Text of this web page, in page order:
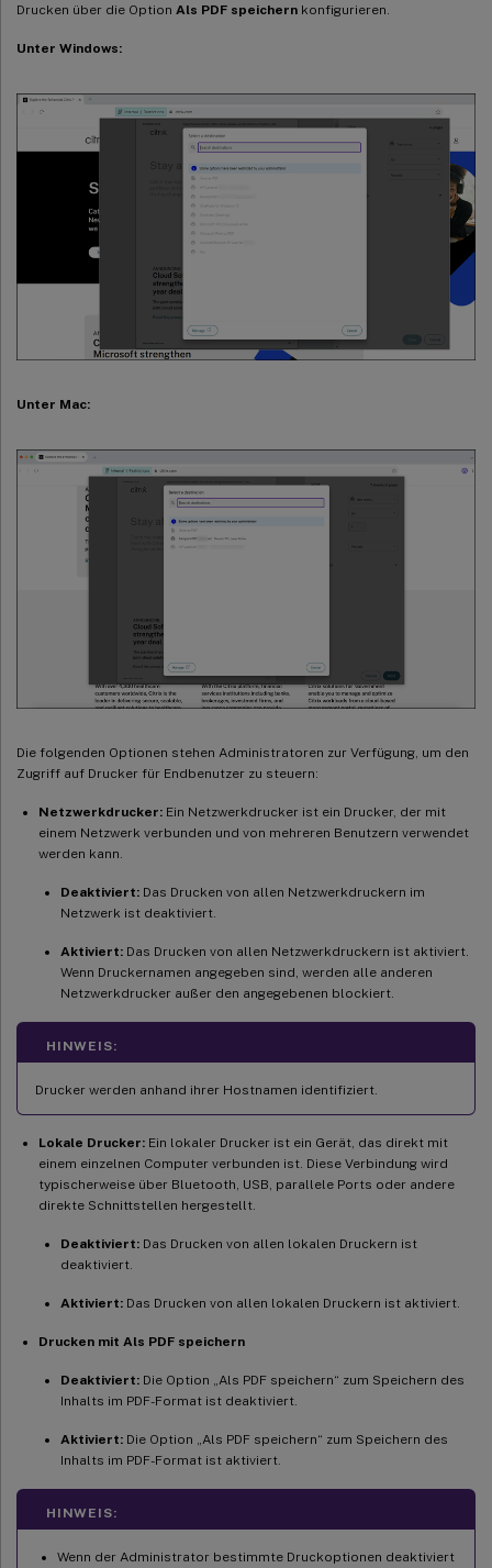
Drucken über die Option Als PDF speichern konfigurieren.
Unter Windows:
Unter Mac:
Die folgenden Optionen stehen Administratoren zur Verfügung, um den
Zugriff auf Drucker für Endbenutzer zu steuern:
Netzwerkdrucker: Ein Netzwerkdrucker ist ein Drucker, der mit
einem Netzwerk verbunden und von mehreren Benutzern verwendet
werden kann.
Deaktiviert: Das Drucken von allen Netzwerkdruckern im
Netzwerk ist deaktiviert.
Aktiviert: Das Drucken von allen Netzwerkdruckern ist aktiviert.
Wenn Druckernamen angegeben sind, werden alle anderen
Netzwerkdrucker außer den angegebenen blockiert.
HINWEIS:
Drucker werden anhand ihrer Hostnamen identifiziert.
Lokale Drucker: Ein lokaler Drucker ist ein Gerät, das direkt mit
einem einzelnen Computer verbunden ist. Diese Verbindung wird
typischerweise über Bluetooth, USB, parallele Ports oder andere
direkte Schnittstellen hergestellt.
Deaktiviert: Das Drucken von allen lokalen Druckern ist
deaktiviert.
Aktiviert: Das Drucken von allen lokalen Druckern ist aktiviert.
Drucken mit Als PDF speichern
Deaktiviert: Die Option „Als PDF speichern“ zum Speichern des
Inhalts im PDF-Format ist deaktiviert.
Aktiviert: Die Option „Als PDF speichern“ zum Speichern des
Inhalts im PDF-Format ist aktiviert.
HINWEIS:
Wenn der Administrator bestimmte Druckoptionen deaktiviert